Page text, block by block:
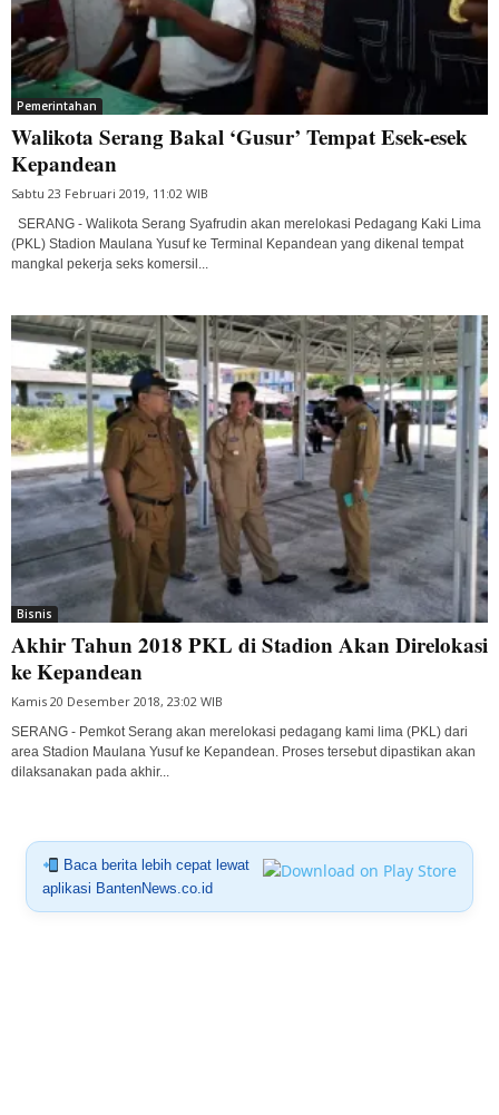
Pemerintahan
Walikota Serang Bakal ‘Gusur’ Tempat Esek-esek
Kepandean
Sabtu 23 Februari 2019, 11:02 WIB
SERANG - Walikota Serang Syafrudin akan merelokasi Pedagang Kaki Lima
(PKL) Stadion Maulana Yusuf ke Terminal Kepandean yang dikenal tempat
mangkal pekerja seks komersil...
Bisnis
Akhir Tahun 2018 PKL di Stadion Akan Direlokasi
ke Kepandean
Kamis 20 Desember 2018, 23:02 WIB
SERANG - Pemkot Serang akan merelokasi pedagang kami lima (PKL) dari
area Stadion Maulana Yusuf ke Kepandean. Proses tersebut dipastikan akan
dilaksanakan pada akhir...
Baca berita lebih cepat lewat
aplikasi BantenNews.co.id